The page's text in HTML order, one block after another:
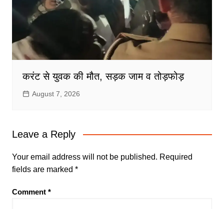
करंट से युवक की मौत, सड़क जाम व तोड़फोड़
August 7, 2026
Leave a Reply
Your email address will not be published. Required
fields are marked *
Comment *